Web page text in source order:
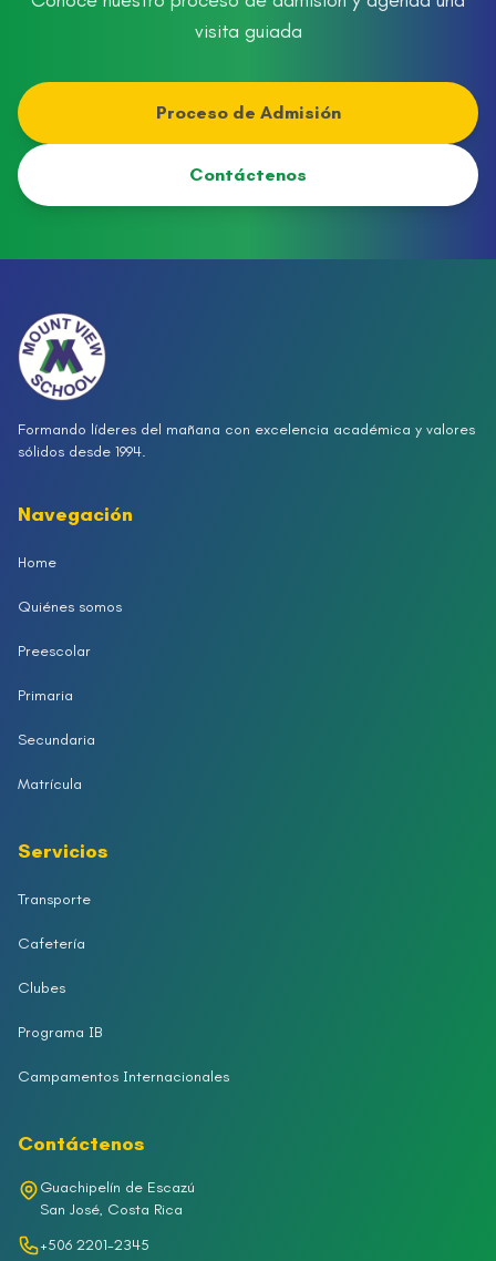
visita guiada
Proceso de Admisión
Contáctenos
Formando líderes del mañana con excelencia académica y valores
sólidos desde 1994.
Navegación
Home
Quiénes somos
Preescolar
Primaria
Secundaria
Matrícula
Servicios
Transporte
Cafetería
Clubes
Programa IB
Campamentos Internacionales
Contáctenos
Guachipelín de Escazú
San José, Costa Rica
+506 2201-2345